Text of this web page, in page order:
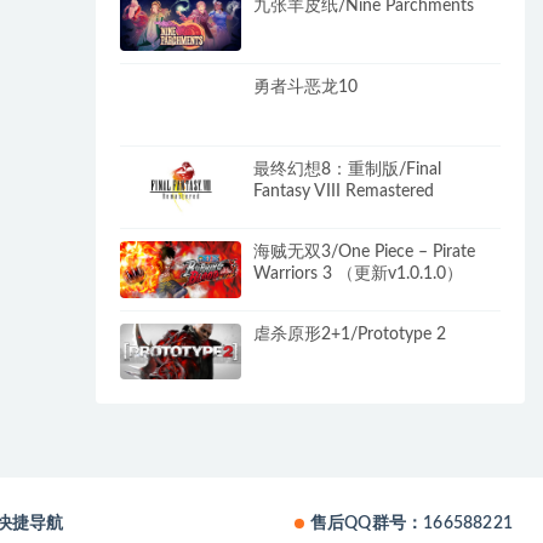
九张羊皮纸/Nine Parchments
勇者斗恶龙10
最终幻想8：重制版/Final
Fantasy VIII Remastered
海贼无双3/One Piece – Pirate
Warriors 3 （更新v1.0.1.0）
虐杀原形2+1/Prototype 2
捷导航 售后QQ群号：166588221